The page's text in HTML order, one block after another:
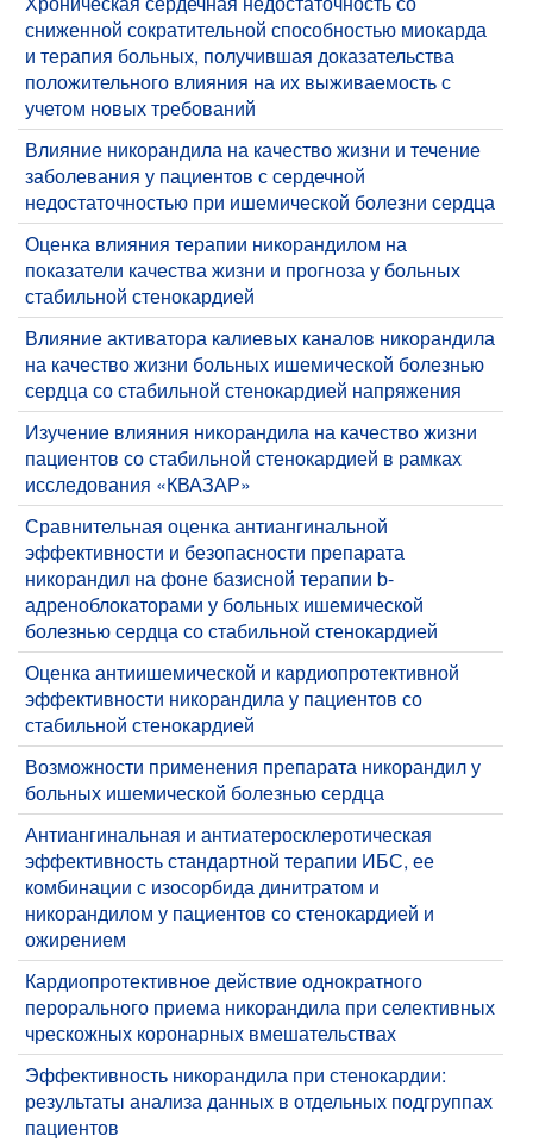
сниженной сократительной способностью миокарда
и терапия больных, получившая доказательства
положительного влияния на их выживаемость с
учетом новых требований
Влияние никорандила на качество жизни и течение
заболевания у пациентов с сердечной
недостаточностью при ишемической болезни сердца
Оценка влияния терапии никорандилом на
показатели качества жизни и прогноза у больных
стабильной стенокардией
Влияние активатора калиевых каналов никорандила
на качество жизни больных ишемической болезнью
сердца со стабильной стенокардией напряжения
Изучение влияния никорандила на качество жизни
пациентов со стабильной стенокардией в рамках
исследования «КВАЗАР»
Сравнительная оценка антиангинальной
эффективности и безопасности препарата
никорандил на фоне базисной терапии b-
адреноблокаторами у больных ишемической
болезнью сердца со стабильной стенокардией
Оценка антиишемической и кардиопротективной
эффективности никорандила у пациентов со
стабильной стенокардией
Возможности применения препарата никорандил у
больных ишемической болезнью сердца
Антиангинальная и антиатеросклеротическая
эффективность стандартной терапии ИБС, ее
комбинации с изосорбида динитратом и
никорандилом у пациентов со стенокардией и
ожирением
Кардиопротективное действие однократного
перорального приема никорандила при селективных
чрескожных коронарных вмешательствах
Эффективность никорандила при стенокардии:
результаты анализа данных в отдельных подгруппах
пациентов